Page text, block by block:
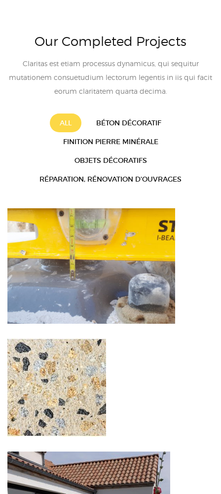
Our Completed Projects
Claritas est etiam processus dynamicus, qui sequitur
mutationem consuetudium lectorum legentis in iis qui facit
eorum claritatem quarta decima.
ALL BÉTON DÉCORATIF
FINITION PIERRE MINÉRALE
OBJETS DÉCORATIFS
RÉPARATION, RÉNOVATION D'OUVRAGES
Création objets décoratifs sur
mesure
Bétons finition pierre minérale